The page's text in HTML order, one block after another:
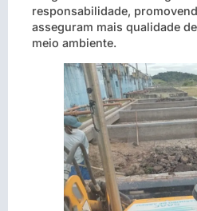
responsabilidade,
asseguram mais qualidade
meio ambiente.